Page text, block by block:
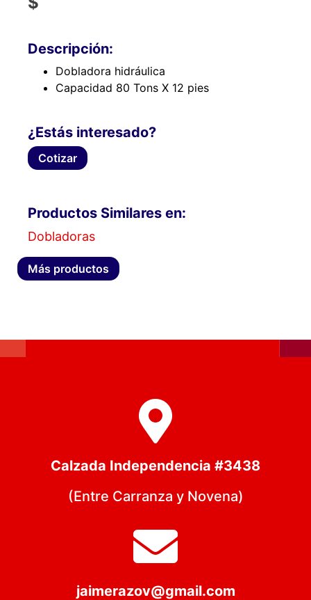
Descripción:
Dobladora hidráulica
Capacidad 80 Tons X 12 pies
¿Estás interesado?
Cotizar
Productos Similares en:
Dobladoras
Más productos
Calzada Independencia #3438
(Entre Carranza y Novena)
jaimerazov@gmail.com